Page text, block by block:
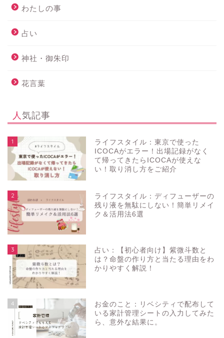
わたしの事
占い
神社・御朱印
花言葉
人気記事
1
ライフスタイル：東京で使った
ICOCAがエラー！出場記録がなく
て帰ってきたらICOCAが使えな
い！取り消し方をご紹介
2
ライフスタイル：ディフューザーの
残り液を無駄にしない！簡単リメイ
ク＆活用法6選
3
占い：【初心者向け】紫微斗数と
は？命盤の作り方と当たる理由をわ
かりやすく解説！
4
お金のこと：リベシティで配布して
いる家計管理シートの入力してみた
ら、意外な結果に。